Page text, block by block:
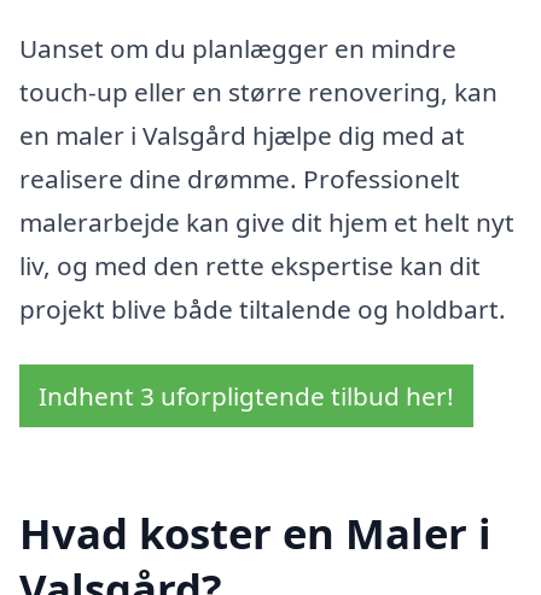
Uanset om du planlægger en mindre
touch-up eller en større renovering, kan
en maler i Valsgård hjælpe dig med at
realisere dine drømme. Professionelt
malerarbejde kan give dit hjem et helt nyt
liv, og med den rette ekspertise kan dit
projekt blive både tiltalende og holdbart.
Indhent 3 uforpligtende tilbud her!
Hvad koster en Maler i